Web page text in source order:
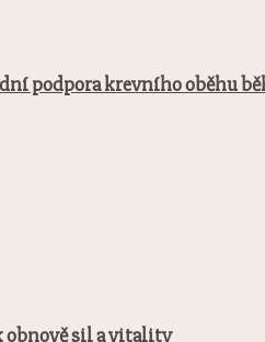
podpora krevního oběhu
obnově sil a vitality